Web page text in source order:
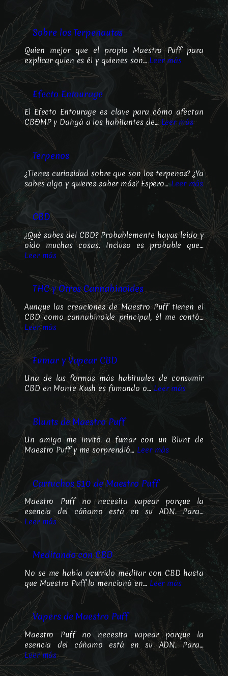
Sobre los Terpenautas
Quien mejor que el propio Maestro Puff para
explicar quien es él y quienes son…Leer más
Efecto Entourage
El Efecto Entourage es clave para cómo afectan
CBÐMP y Dahgá a los habitantes de…Leer más
Terpenos
¿Tienes curiosidad sobre que son los terpenos? ¿Ya
sabes algo y quieres saber más? Espero…Leer más
CBD
¿Qué sabes del CBD? Probablemente hayas leído y
oído muchas cosas. Incluso es probable que…
Leer más
THC y Otros Cannabinoides
Aunque las creaciones de Maestro Puff tienen el
CBD como cannabinoide principal, él me contó…
Leer más
Fumar y Vapear CBD
Una de las formas más habituales de consumir
CBD en Monte Kush es fumando o… Leer más
Blunts de Maestro Puff
Un amigo me invitó a fumar con un Blunt de
Maestro Puff y me sorprendió… Leer más
Cartuchos 510 de Maestro Puff
Maestro Puff no necesita vapear porque la
esencia del cáñamo está en su ADN. Para…
Leer más
Meditando con CBD
No se me había ocurrido meditar con CBD hasta
que Maestro Puff lo mencionó en… Leer más
Vapers de Maestro Puff
Maestro Puff no necesita vapear porque la
esencia del cáñamo está en su ADN. Para…
Leer más